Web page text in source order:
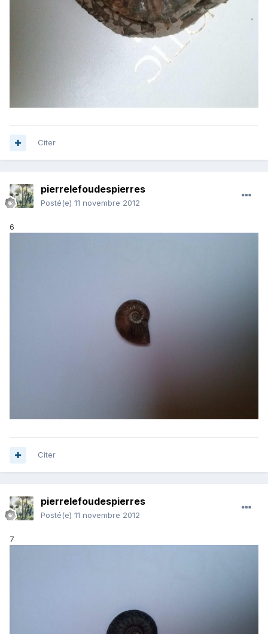
Citer
pierrelefoudespierres
Posté(e) 11 novembre 2012
6
Citer
pierrelefoudespierres
Posté(e) 11 novembre 2012
7